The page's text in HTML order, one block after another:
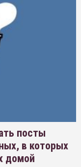
посты
в которых
домой